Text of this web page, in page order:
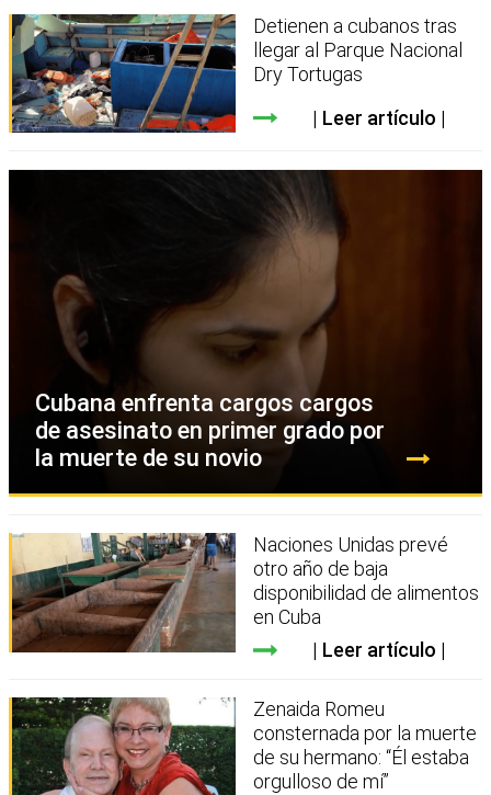
Detienen a cubanos tras
llegar al Parque Nacional
Dry Tortugas
Leer artículo
Cubana enfrenta cargos cargos
de asesinato en primer grado por
la muerte de su novio
Naciones Unidas prevé
otro año de baja
disponibilidad de alimentos
en Cuba
Leer artículo
Zenaida Romeu
consternada por la muerte
de su hermano: “Él estaba
orgulloso de mí”